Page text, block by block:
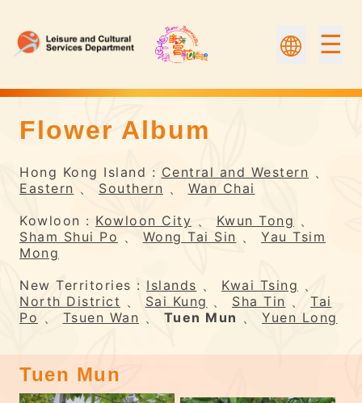
☰
Flower Album | Flower Appreciation
Flower Album
Hong Kong Island : Central and Western 、
Eastern 、 Southern 、 Wan Chai
Kowloon : Kowloon City 、 Kwun Tong 、
Sham Shui Po 、 Wong Tai Sin 、 Yau Tsim
Mong
New Territories : Islands 、 Kwai Tsing 、
North District 、 Sai Kung 、 Sha Tin 、 Tai
Po 、 Tsuen Wan 、 Tuen Mun 、 Yuen Long
Tuen Mun